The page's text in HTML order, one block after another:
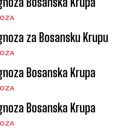
za Bosansku Krupu
Bosanska Krupa
Bosanska Krupa